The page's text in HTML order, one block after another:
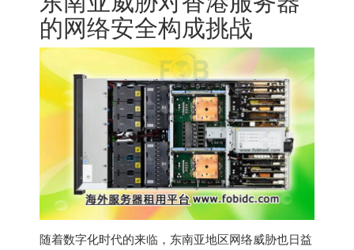
的网络安全构成挑战
随着数字化时代的来临，东南亚地区网络威胁也日益